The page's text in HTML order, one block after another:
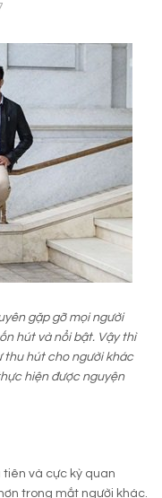
gặp gỡ mọi người
hút và nổi bật. Vậy thì
thu hút cho người khác
hiện được nguyện
tiên và cực kỳ quan
trong mắt người khác.